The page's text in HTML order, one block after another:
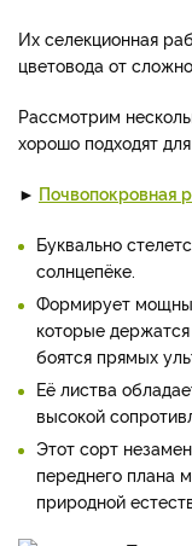
Их селекционная
цветовода от
Рассмотрим
хорошо подходят
► Почвопокровная
Буквально
солнцепёке.
Формирует
которые
боятся прямых
Её листва
высокой
Этот сорт
переднего плана
природной